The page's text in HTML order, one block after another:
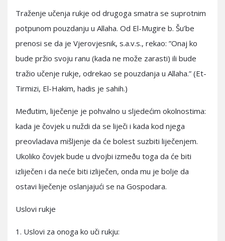
Traženje učenja rukje od drugoga smatra se suprotnim
potpunom pouzdanju u Allaha. Od El-Mugire b. Šu’be
prenosi se da je Vjerovjesnik, s.a.v.s., rekao: ”Onaj ko
bude pržio svoju ranu (kada ne može zarasti) ili bude
tražio učenje rukje, odrekao se pouzdanja u Allaha.” (Et-
Tirmizi, El-Hakim, hadis je sahih.)
Međutim, liječenje je pohvalno u sljedećim okolnostima:
kada je čovjek u nuždi da se liječi i kada kod njega
preovladava mišljenje da će bolest suzbiti liječenjem.
Ukoliko čovjek bude u dvojbi izmeðu toga da će biti
izliječen i da neće biti izliječen, onda mu je bolje da
ostavi liječenje oslanjajući se na Gospodara.
Uslovi rukje
1. Uslovi za onoga ko uči rukju: